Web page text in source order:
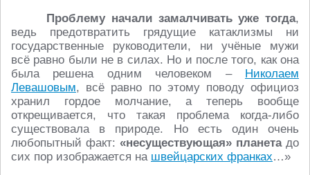
Проблему начали замалчивать уже тогда,
ведь предотвратить грядущие катаклизмы ни
государственные руководители, ни учёные мужи
всё равно были не в силах. Но и после того, как она
была решена одним человеком – Николаем
Левашовым, всё равно по этому поводу официоз
хранил гордое молчание, а теперь вообще
открещивается, что такая проблема когда-либо
существовала в природе. Но есть один очень
любопытный факт: «несуществующая» планетадо
сих пор изображается на швейцарских франках…»